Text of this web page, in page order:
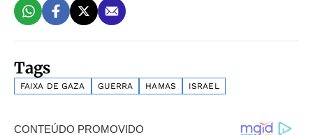
Tags
FAIXA DE GAZA GUERRA HAMAS ISRAEL